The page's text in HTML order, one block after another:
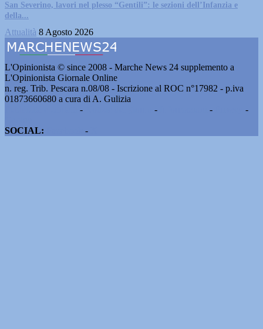
San Severino, lavori nel plesso “Gentili”: le sezioni dell’Infanzia e
della...
Attualità 8 Agosto 2026
L'Opinionista © since 2008 - Marche News 24 supplemento a
L'Opinionista Giornale Online
n. reg. Trib. Pescara n.08/08 - Iscrizione al ROC n°17982 - p.iva
01873660680 a cura di A. Gulizia
- - -
-
SOCIAL:
-